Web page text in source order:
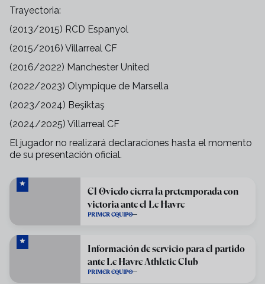
Trayectoria:
(2013/2015) RCD Espanyol
(2015/2016) Villarreal CF
(2016/2022) Manchester United
(2022/2023) Olympique de Marsella
(2023/2024) Beşiktaş
(2024/2025) Villarreal CF
El jugador no realizará declaraciones hasta el momento
de su presentación oficial.
El Oviedo cierra la pretemporada con
victoria ante el Le Havre
PRIMER EQUIPO
Información de servicio para el partido
ante Le Havre Athletic Club
PRIMER EQUIPO